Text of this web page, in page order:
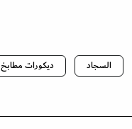
السجاد ديكورات مطابخ